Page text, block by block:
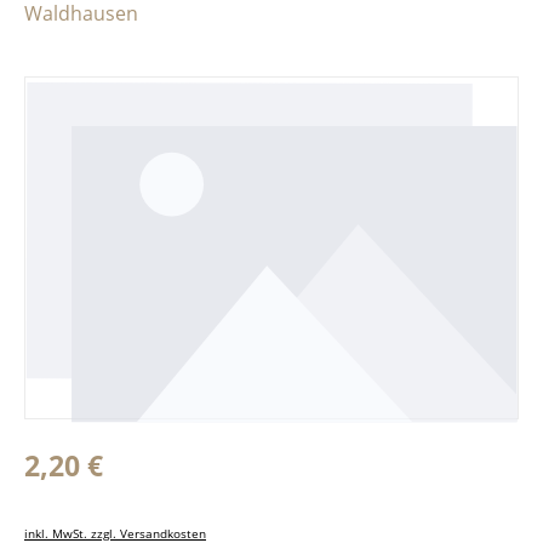
Waldhausen
Regulärer Preis:
2,20 €
inkl. MwSt. zzgl. Versandkosten